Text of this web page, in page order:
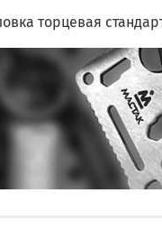
торцевая